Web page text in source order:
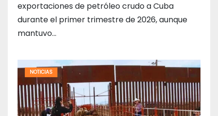
exportaciones de petróleo crudo a Cuba
durante el primer trimestre de 2026, aunque
mantuvo…
NOTICIAS